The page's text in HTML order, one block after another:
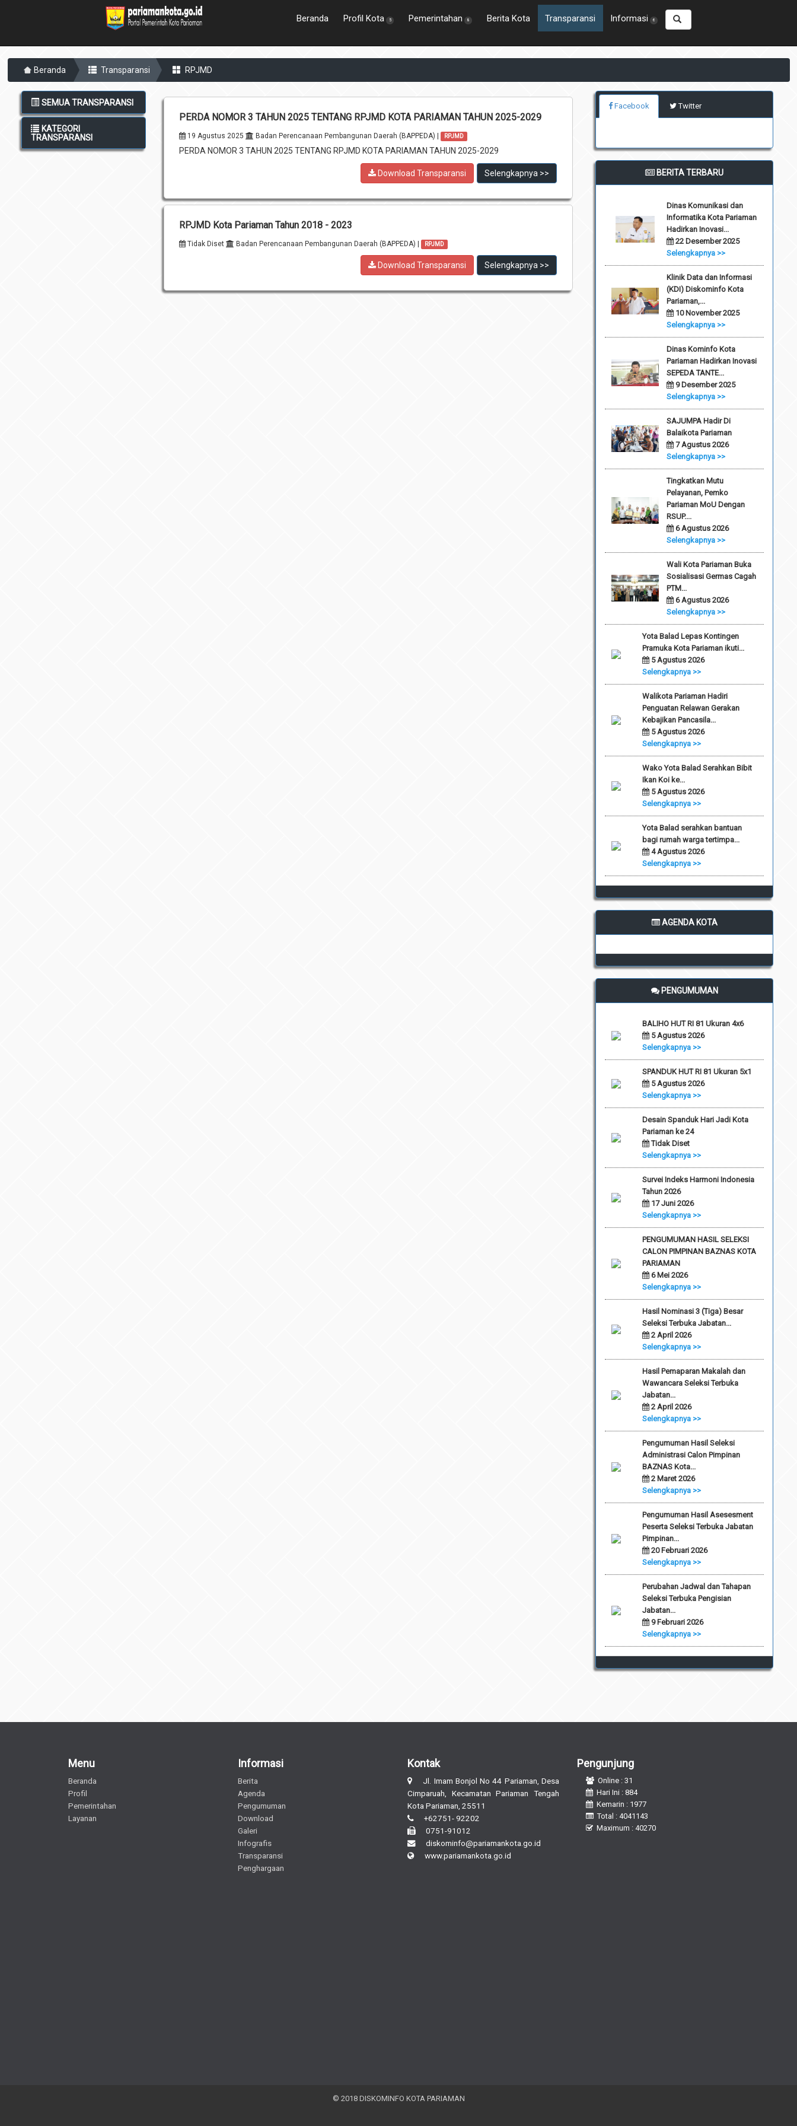
Beranda Profil Kota 5 Pemerintahan 8 Berita Kota Transparansi Informasi 6
Beranda Transparansi RPJMD
SEMUA TRANSPARANSI
KATEGORI
TRANSPARANSI
PERDA NOMOR 3 TAHUN 2025 TENTANG RPJMD KOTA PARIAMAN TAHUN 2025-2029
19 Agustus 2025 Badan Perencanaan Pembangunan Daerah (BAPPEDA) | RPJMD
PERDA NOMOR 3 TAHUN 2025 TENTANG RPJMD KOTA PARIAMAN TAHUN 2025-2029
Selengkapnya >>
Download Transparansi
RPJMD Kota Pariaman Tahun 2018 - 2023
Tidak Diset Badan Perencanaan Pembangunan Daerah (BAPPEDA) | RPJMD
Selengkapnya >>
Download Transparansi
Facebook Twitter
BERITA TERBARU
Dinas Komunikasi dan
Informatika Kota Pariaman
Hadirkan Inovasi...
22 Desember 2025
Selengkapnya >>
Klinik Data dan Informasi
(KDI) Diskominfo Kota
Pariaman,...
10 November 2025
Selengkapnya >>
Dinas Kominfo Kota
Pariaman Hadirkan Inovasi
SEPEDA TANTE...
9 Desember 2025
Selengkapnya >>
SAJUMPA Hadir Di
Balaikota Pariaman
7 Agustus 2026
Selengkapnya >>
Tingkatkan Mutu
Pelayanan, Pemko
Pariaman MoU Dengan
RSUP....
6 Agustus 2026
Selengkapnya >>
Wali Kota Pariaman Buka
Sosialisasi Germas Cagah
PTM...
6 Agustus 2026
Selengkapnya >>
Yota Balad Lepas Kontingen
Pramuka Kota Pariaman ikuti...
5 Agustus 2026
Selengkapnya >>
Walikota Pariaman Hadiri
Penguatan Relawan Gerakan
Kebajikan Pancasila...
5 Agustus 2026
Selengkapnya >>
Wako Yota Balad Serahkan Bibit
Ikan Koi ke...
5 Agustus 2026
Selengkapnya >>
Yota Balad serahkan bantuan
bagi rumah warga tertimpa...
4 Agustus 2026
Selengkapnya >>
AGENDA KOTA
PENGUMUMAN
BALIHO HUT RI 81 Ukuran 4x6
5 Agustus 2026
Selengkapnya >>
SPANDUK HUT RI 81 Ukuran 5x1
5 Agustus 2026
Selengkapnya >>
Desain Spanduk Hari Jadi Kota
Pariaman ke 24
Tidak Diset
Selengkapnya >>
Survei Indeks Harmoni Indonesia
Tahun 2026
17 Juni 2026
Selengkapnya >>
PENGUMUMAN HASIL SELEKSI
CALON PIMPINAN BAZNAS KOTA
PARIAMAN
6 Mei 2026
Selengkapnya >>
Hasil Nominasi 3 (Tiga) Besar
Seleksi Terbuka Jabatan...
2 April 2026
Selengkapnya >>
Hasil Pemaparan Makalah dan
Wawancara Seleksi Terbuka
Jabatan...
2 April 2026
Selengkapnya >>
Pengumuman Hasil Seleksi
Administrasi Calon Pimpinan
BAZNAS Kota...
2 Maret 2026
Selengkapnya >>
Pengumuman Hasil Asesesment
Peserta Seleksi Terbuka Jabatan
Pimpinan...
20 Februari 2026
Selengkapnya >>
Perubahan Jadwal dan Tahapan
Seleksi Terbuka Pengisian
Jabatan...
9 Februari 2026
Selengkapnya >>
Menu
Beranda
Profil
Pemerintahan
Layanan
Informasi
Berita
Agenda
Pengumuman
Download
Galeri
Infografis
Transparansi
Penghargaan
Kontak
Jl. Imam Bonjol No 44 Pariaman, Desa
Cimparuah, Kecamatan Pariaman Tengah
Kota Pariaman, 25511
+62751- 92202
0751-91012
diskominfo@pariamankota.go.id
www.pariamankota.go.id
Pengunjung
Online : 31
Hari Ini : 884
Kemarin : 1977
Total : 4041143
Maximum : 40270
© 2018 DISKOMINFO KOTA PARIAMAN